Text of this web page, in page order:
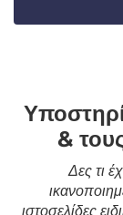
&
Δες τι
ιστοσελίδες